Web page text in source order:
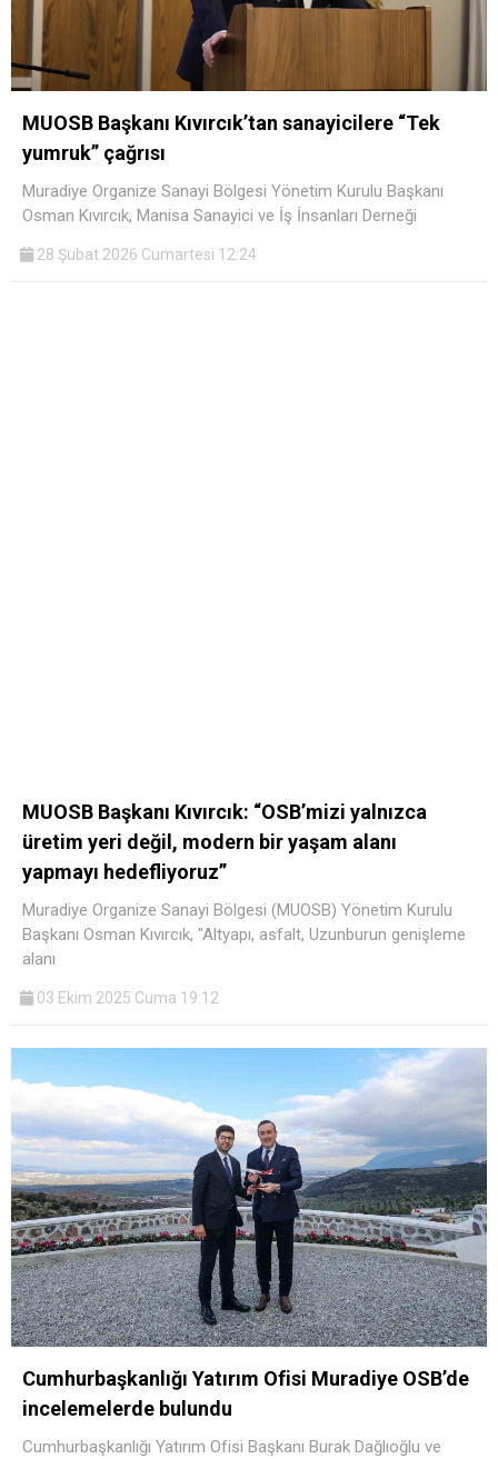
MUOSB Başkanı Kıvırcık’tan sanayicilere “Tek
yumruk” çağrısı
Muradiye Organize Sanayi Bölgesi Yönetim Kurulu Başkanı
Osman Kıvırcık, Manisa Sanayici ve İş İnsanları Derneği
28 Şubat 2026 Cumartesi 12:24
MUOSB Başkanı Kıvırcık: “OSB’mizi yalnızca
üretim yeri değil, modern bir yaşam alanı
yapmayı hedefliyoruz”
Muradiye Organize Sanayi Bölgesi (MUOSB) Yönetim Kurulu
Başkanı Osman Kıvırcık, "Altyapı, asfalt, Uzunburun genişleme
alanı
03 Ekim 2025 Cuma 19:12
Cumhurbaşkanlığı Yatırım Ofisi Muradiye OSB’de
incelemelerde bulundu
Cumhurbaşkanlığı Yatırım Ofisi Başkanı Burak Dağlıoğlu ve